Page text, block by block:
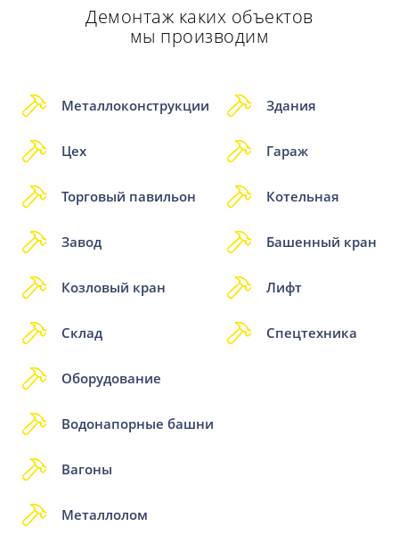
Демонтаж каких объектов
мы производим
Металлоконструкции
Цех
Торговый павильон
Завод
Козловый кран
Склад
Здания
Гараж
Котельная
Башенный кран
Лифт
Спецтехника
Оборудование
Водонапорные башни
Вагоны
Металлолом